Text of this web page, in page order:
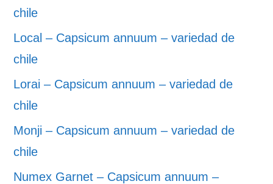
chile
Local – Capsicum annuum – variedad de
chile
Lorai – Capsicum annuum – variedad de
chile
Monji – Capsicum annuum – variedad de
chile
Numex Garnet – Capsicum annuum –